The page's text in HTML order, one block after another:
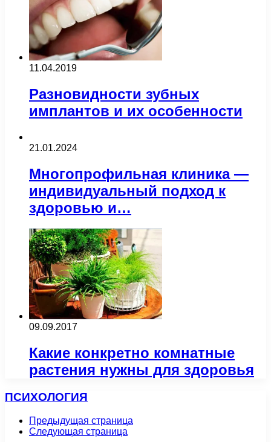
11.04.2019
Разновидности зубных
имплантов и их особенности
21.01.2024
Многопрофильная клиника —
индивидуальный подход к
здоровью и…
09.09.2017
Какие конкретно комнатные
растения нужны для здоровья
ПСИХОЛОГИЯ
Предыдущая страница
Следующая страница